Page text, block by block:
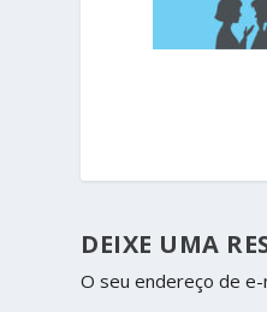
DEIXE UMA
O seu endereço de e-